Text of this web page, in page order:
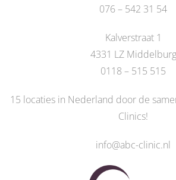
076 – 542 31 54
Kalverstraat 1
4331 LZ Middelburg
0118 – 515 515
15 locaties in Nederland door de
Clinics!
info@abc-clinic.nl